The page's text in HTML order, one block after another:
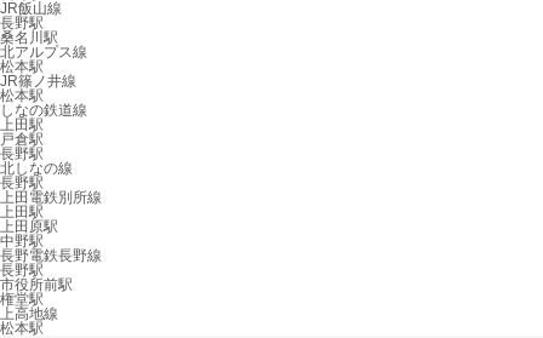
JR飯山線
長野駅
桑名川駅
北アルプス線
松本駅
JR篠ノ井線
松本駅
しなの鉄道線
上田駅
戸倉駅
長野駅
北しなの線
長野駅
上田電鉄別所線
上田駅
上田原駅
中野駅
長野電鉄長野線
長野駅
市役所前駅
権堂駅
上高地線
松本駅